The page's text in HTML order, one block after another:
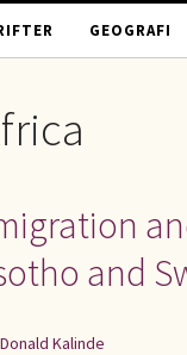
GEOGRAFI
and
Kalinde